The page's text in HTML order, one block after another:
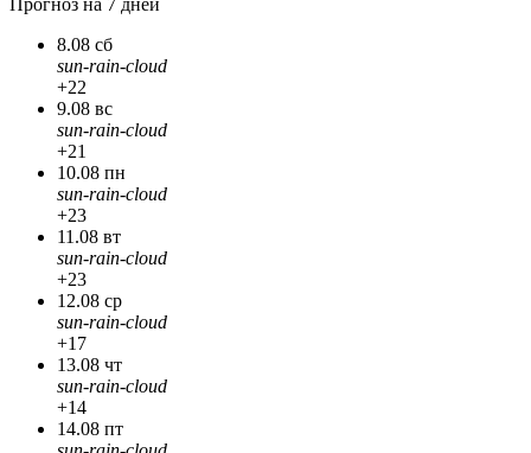
Прогноз на 7 дней
8.08 сб
sun-rain-cloud
+22
9.08 вс
sun-rain-cloud
+21
10.08 пн
sun-rain-cloud
+23
11.08 вт
sun-rain-cloud
+23
12.08 ср
sun-rain-cloud
+17
13.08 чт
sun-rain-cloud
+14
14.08 пт